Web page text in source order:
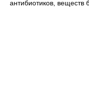
антибиотиков, веществ